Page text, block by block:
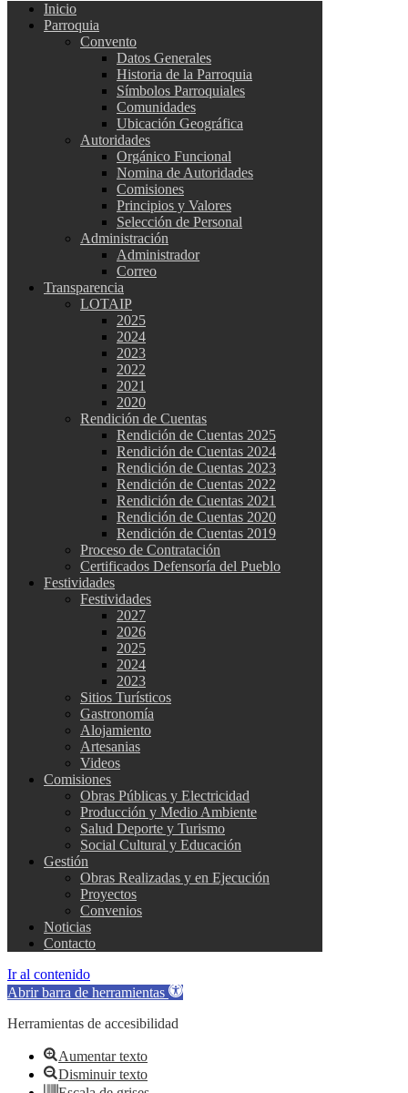
Inicio
Parroquia
Convento
Datos Generales
Historia de la Parroquia
Símbolos Parroquiales
Comunidades
Ubicación Geográfica
Autoridades
Orgánico Funcional
Nomina de Autoridades
Comisiones
Principios y Valores
Selección de Personal
Administración
Administrador
Correo
Transparencia
LOTAIP
2025
2024
2023
2022
2021
2020
Rendición de Cuentas
Rendición de Cuentas 2025
Rendición de Cuentas 2024
Rendición de Cuentas 2023
Rendición de Cuentas 2022
Rendición de Cuentas 2021
Rendición de Cuentas 2020
Rendición de Cuentas 2019
Proceso de Contratación
Certificados Defensoría del Pueblo
Festividades
Festividades
2027
2026
2025
2024
2023
Sitios Turísticos
Gastronomía
Alojamiento
Artesanias
Videos
Comisiones
Obras Públicas y Electricidad
Producción y Medio Ambiente
Salud Deporte y Turismo
Social Cultural y Educación
Gestión
Obras Realizadas y en Ejecución
Proyectos
Convenios
Noticias
Contacto
Ir al contenido
Abrir barra de herramientas
Herramientas de accesibilidad
Aumentar texto
Disminuir texto